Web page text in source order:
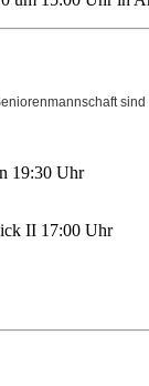
19:30 Uhr
II 17:00 Uhr